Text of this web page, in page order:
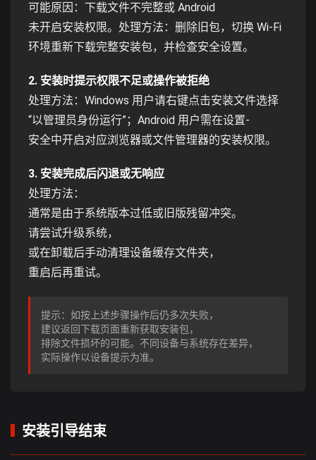
可能原因：下载文件不完整或 Android
未开启安装权限。处理方法：删除旧包，切换 Wi-Fi
环境重新下载完整安装包，并检查安全设置。
2. 安装时提示权限不足或操作被拒绝
处理方法：Windows 用户请右键点击安装文件选择
“以管理员身份运行”；Android 用户需在设置-
安全中开启对应浏览器或文件管理器的安装权限。
3. 安装完成后闪退或无响应
处理方法：
通常是由于系统版本过低或旧版残留冲突。
请尝试升级系统，
或在卸载后手动清理设备缓存文件夹，
重启后再重试。
提示：如按上述步骤操作后仍多次失败，
建议返回下载页面重新获取安装包，
排除文件损坏的可能。不同设备与系统存在差异，
实际操作以设备提示为准。
安装引导结束